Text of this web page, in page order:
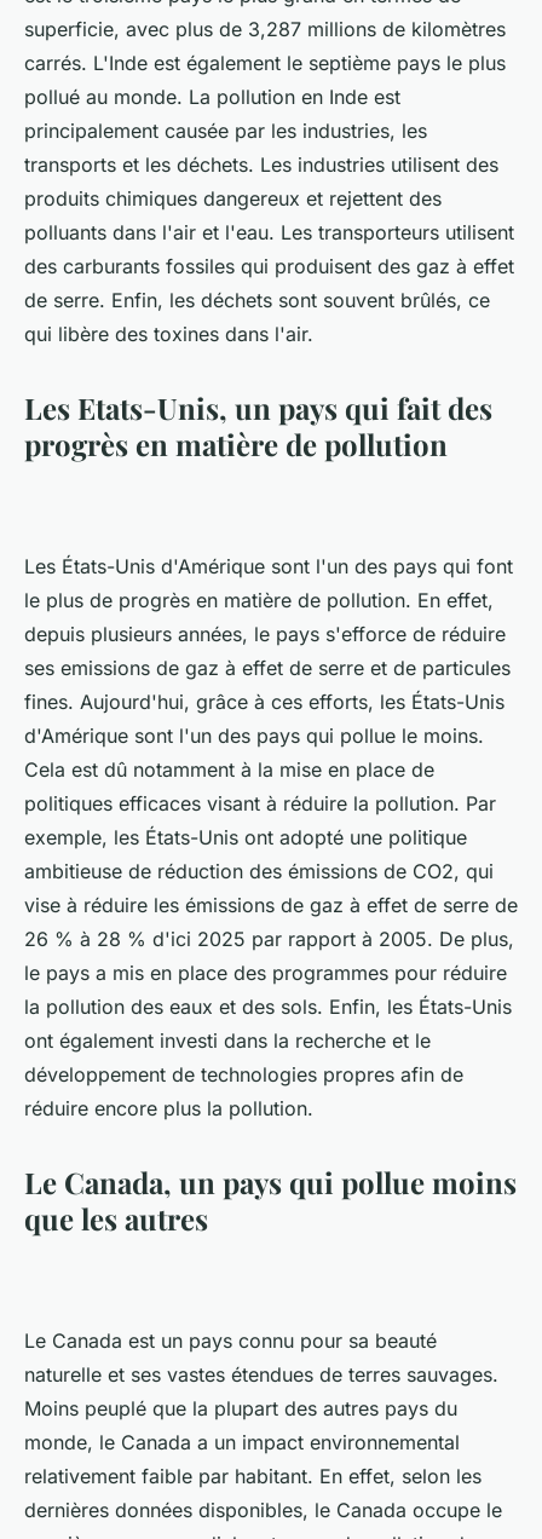
superficie, avec plus de 3,287 millions de kilomètres
carrés. L'Inde est également le septième pays le plus
pollué au monde. La pollution en Inde est
principalement causée par les industries, les
transports et les déchets. Les industries utilisent des
produits chimiques dangereux et rejettent des
polluants dans l'air et l'eau. Les transporteurs utilisent
des carburants fossiles qui produisent des gaz à effet
de serre. Enfin, les déchets sont souvent brûlés, ce
qui libère des toxines dans l'air.
Les Etats-Unis, un pays qui fait des
progrès en matière de pollution
Les États-Unis d'Amérique sont l'un des pays qui font
le plus de progrès en matière de pollution. En effet,
depuis plusieurs années, le pays s'efforce de réduire
ses emissions de gaz à effet de serre et de particules
fines. Aujourd'hui, grâce à ces efforts, les États-Unis
d'Amérique sont l'un des pays qui pollue le moins.
Cela est dû notamment à la mise en place de
politiques efficaces visant à réduire la pollution. Par
exemple, les États-Unis ont adopté une politique
ambitieuse de réduction des émissions de CO2, qui
vise à réduire les émissions de gaz à effet de serre de
26 % à 28 % d'ici 2025 par rapport à 2005. De plus,
le pays a mis en place des programmes pour réduire
la pollution des eaux et des sols. Enfin, les États-Unis
ont également investi dans la recherche et le
développement de technologies propres afin de
réduire encore plus la pollution.
Le Canada, un pays qui pollue moins
que les autres
Le Canada est un pays connu pour sa beauté
naturelle et ses vastes étendues de terres sauvages.
Moins peuplé que la plupart des autres pays du
monde, le Canada a un impact environnemental
relativement faible par habitant. En effet, selon les
dernières données disponibles, le Canada occupe le